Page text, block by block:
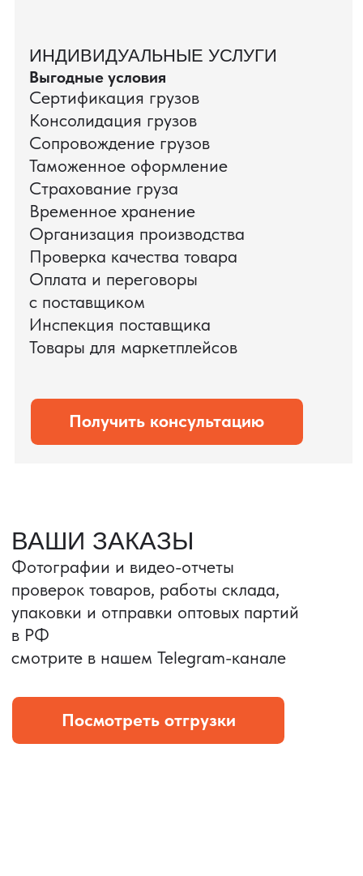
КЕЙС ПАО «РОСТЕЛЕКОМ»
ПАО «Ростелеком» доверяет нам полный
цикл международных поставок — от
поиска и проверки поставщиков до
доставки оборудования.
Мы обеспечили полный цикл работ:
проверку продукции, логистику,
таможенное оформление и контроль
сроков. В результате все товары были
доставлены точно в срок и без
дополнительных рисков.
PRO TORG — проверенный партнёр по
международной логистике для ведущих
федеральных компаний.
Оставить заявку
Портативные колонки
Условия: Тираж 3100 шт.
Колонка с шнуром
зарядным, без коробки
и ложемента (эвы).
Условия: Тираж 5900 шт.
15w.
Комплект: устройство +
провод Type C.
КОНТРОЛЬ КАЧЕСТВА
Проверка по ТЗ включает: